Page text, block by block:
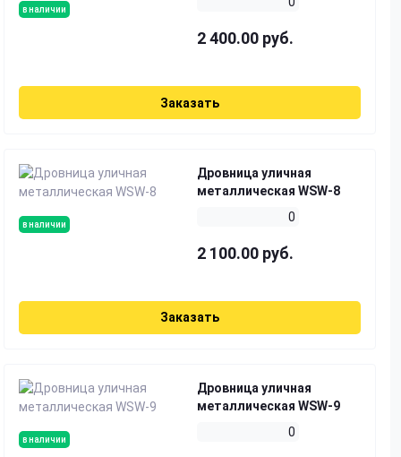
в наличии
2 400.00 руб.
Заказать
в наличии
Дровница уличная
металлическая WSW-8
0
2 100.00 руб.
Заказать
в наличии
Дровница уличная
металлическая WSW-9
0